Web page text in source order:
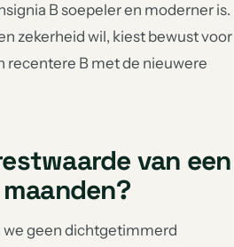
B soepeler en moderner is.
zekerheid wil, kiest bewust voor
recentere B met de nieuwere
van een
we geen dichtgetimmerd